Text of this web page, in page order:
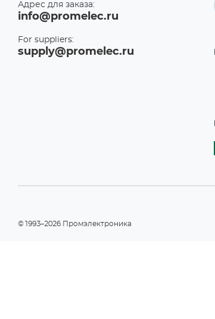
Адрес для заказа:
info@promelec.ru
For suppliers:
supply@promelec.ru
©1993–2026 Промэлектроника